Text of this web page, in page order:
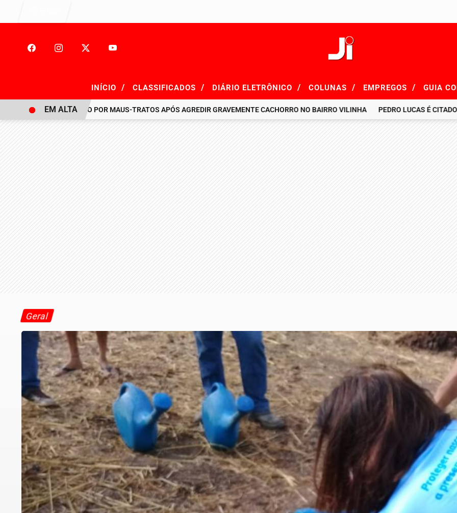
INÍCIO / CLASSIFICADOS / DIÁRIO ELETRÔNICO / COLUNAS / EMPREGOS / GUIA
HOMEM É PRESO POR MAUS-TRATOS APÓS AGREDIR GRAVEMENTE CACHORRO NO BAIRRO VILINHA PEDRO LUCAS É CITADO EM
EM ALTA
Geral